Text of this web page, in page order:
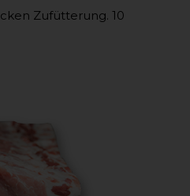
Zufütterung. 10